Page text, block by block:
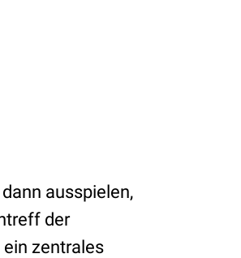
ausspielen,
der
ein zentrales